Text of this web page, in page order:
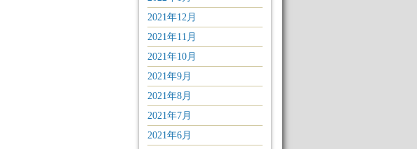
2021年12月
2021年11月
2021年10月
2021年9月
2021年8月
2021年7月
2021年6月